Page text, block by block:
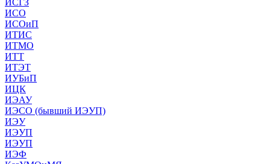
ИСО
ИСОиП
ИТИС
ИТМО
ИТТ
ИТЭТ
ИУБиП
ИЦК
ИЭАУ
ИЭСО (бывший ИЭУП)
ИЭУ
ИЭУП
ИЭУП
ИЭФ